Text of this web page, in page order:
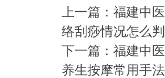
上一篇： 福建中
络刮痧情况怎么
下一篇： 福建中
养生按摩常用手